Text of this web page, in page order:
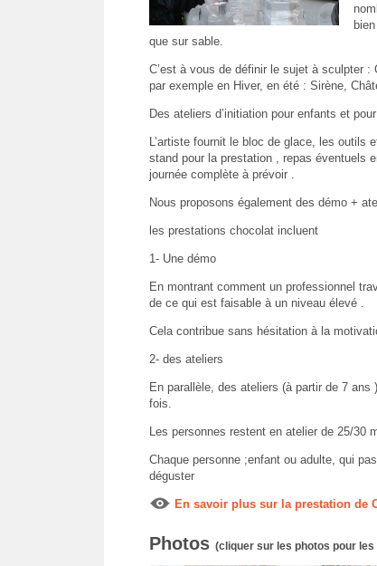
que sur sable.
C’est à vous de définir le sujet à sculpter :
par exemple en Hiver, en été : Sirène,
Des ateliers d’initiation pour enfants et
L’artiste fournit le bloc de glace, les outils
stand pour la prestation , repas éventuels
journée complète à prévoir .
Nous proposons également des démo +
les prestations chocolat incluent
1- Une démo
En montrant comment un professionnel
de ce qui est faisable à un niveau élevé .
Cela contribue sans hésitation à la
2- des ateliers
En parallèle, des ateliers (à partir de 7
fois.
Les personnes restent en atelier de 25/30
Chaque personne ;enfant ou adulte, qui
déguster
En savoir plus sur la prestation de
Photos (cliquer sur les photos pour les